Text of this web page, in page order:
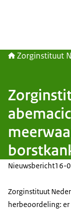
Zorginstituut
Nieuwsbericht16-
Zorginstituut
herbeoordeling: